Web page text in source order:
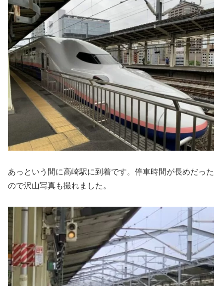
あっという間に高崎駅に到着です。停車時間が長めだった
ので沢山写真も撮れました。